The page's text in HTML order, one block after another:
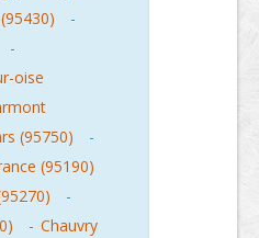
-
-
oise
(95750)
-
(95190)
-
- Chauvry